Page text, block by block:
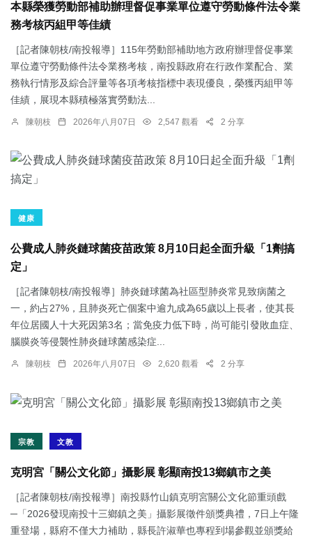
本縣榮獲勞動部補助辦理督促事業單位遵守勞動條件法令業
務考核丙組甲等佳績
［記者陳朝枝/南投報導］115年勞動部補助地方政府辦理督促事業
單位遵守勞動條件法令業務考核，南投縣政府在行政作業配合、業
務執行情形及綜合評量等各項考核指標中表現優良，榮獲丙組甲等
佳績，展現本縣積極落實勞動法...
陳朝枝 2026年八月07日 2,547 觀看 2 分享
健康
公費成人肺炎鏈球菌疫苗政策 8月10日起全面升級「1劑搞
定」
［記者陳朝枝/南投報導］肺炎鏈球菌為社區型肺炎常見致病菌之
一，約占27%，且肺炎死亡個案中逾九成為65歲以上長者，使其長
年位居國人十大死因第3名；當免疫力低下時，尚可能引發敗血症、
腦膜炎等侵襲性肺炎鏈球菌感染症...
陳朝枝 2026年八月07日 2,620 觀看 2 分享
宗教 文教
克明宮「關公文化節」攝影展 彰顯南投13鄉鎮市之美
［記者陳朝枝/南投報導］南投縣竹山鎮克明宮關公文化節重頭戲
─「2026發現南投十三鄉鎮之美」攝影展徵件頒獎典禮，7日上午隆
重登場，縣府不僅大力補助，縣長許淑華也專程到場參觀並頒獎給